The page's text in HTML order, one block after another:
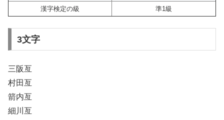
漢字検定の級
準1級
3文字
三阪亙
村田亙
箭内亙
細川亙